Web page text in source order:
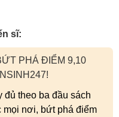
sĩ:
PHÁ ĐIỂM 9,10
theo ba đầu sách
mọi nơi, bứt phá điểm